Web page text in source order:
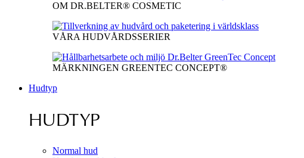
OM DR.BELTER® COSMETIC
VÅRA HUDVÅRDSSERIER
MÄRKNINGEN GREENTEC CONCEPT®
Hudtyp
HUDTYP
Normal hud